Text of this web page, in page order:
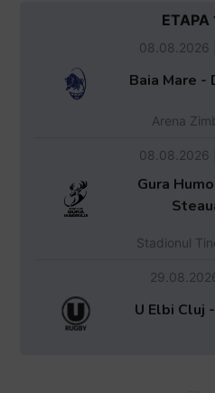
ETAPA
08.08.2026
Baia Mare -
Arena
08.08.2026
Gura
Stadionul
U Elbi Cluj